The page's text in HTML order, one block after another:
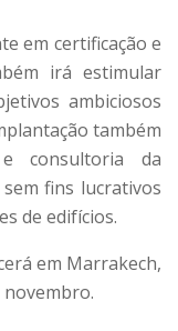
em certificação e
irá estimular
ambiciosos
também
consultoria da
fins lucrativos
de edifícios.
em Marrakech,